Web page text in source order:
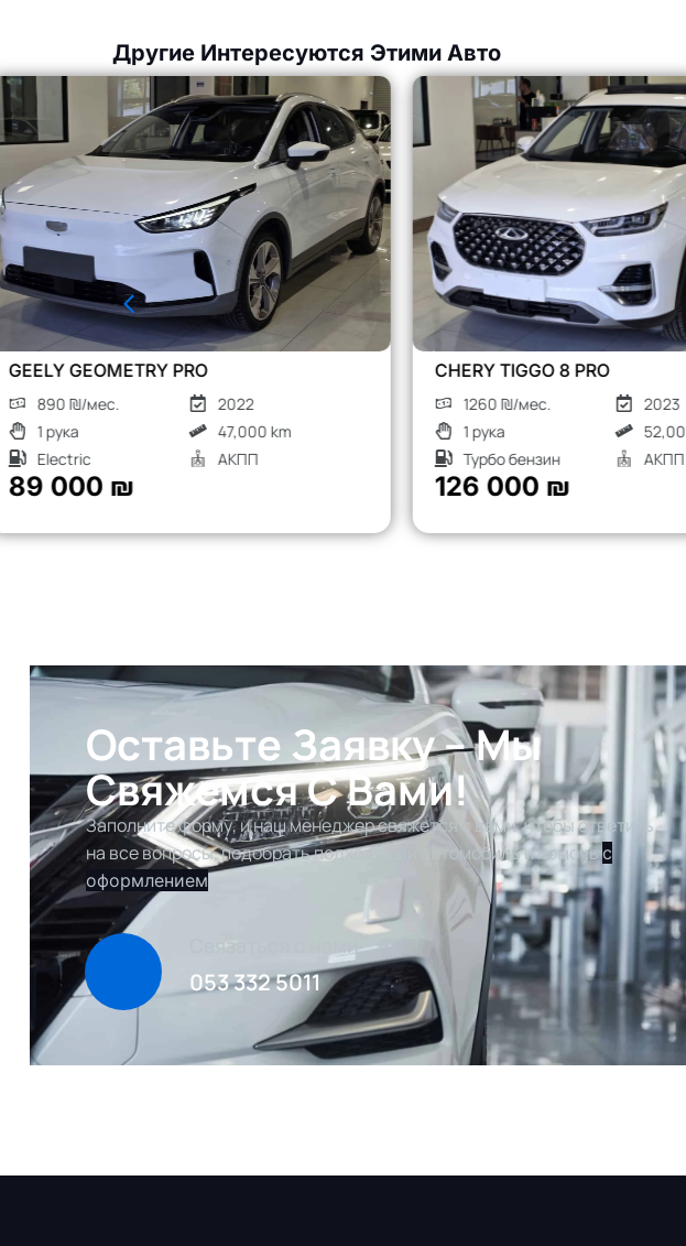
Другие Интересуются Этими Авто
CHERY TIGGO 8 PRO
1260 ₪/мес.
1 рука
Турбо бензин
NISSAN X-TRAIL
480 ₪/мес.
2 рука
Турбо дизель
48 000 ₪
Оставьте Заявку – Мы
Свяжемся С Вами!
Заполните форму, и наш менеджер свяжется с вами, чтобы ответить
на все вопросы, подобрать подходящий автомобиль и помочьс
оформлением
Связаться с нами
053 332 5011